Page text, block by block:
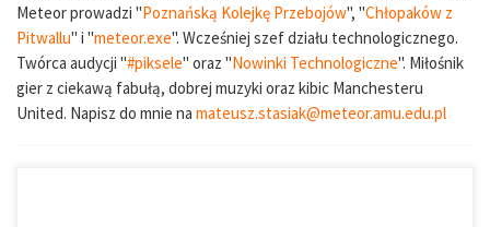
Meteor prowadzi "Poznańską Kolejkę Przebojów", "Chłopaków z
Pitwallu" i "meteor.exe". Wcześniej szef działu technologicznego.
Twórca audycji "#piksele" oraz "Nowinki Technologiczne". Miłośnik
gier z ciekawą fabułą, dobrej muzyki oraz kibic Manchesteru
United. Napisz do mnie na mateusz.stasiak@meteor.amu.edu.pl